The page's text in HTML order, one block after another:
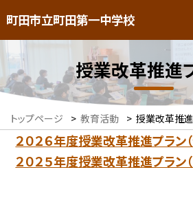
町田市立町田第一中学校
授業改革推進
トップページ > 教育活動 > 授業改革推
２０２６年度授業改革推進プラン
２０２５年度授業改革推進プラン（